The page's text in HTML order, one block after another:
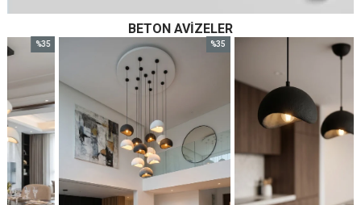
BETON AVIZELER
İndirim
%35İndirim
%35
İndirim